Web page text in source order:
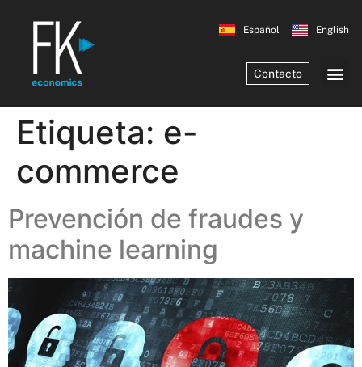
Español English
Contacto
Etiqueta: e-
commerce
Prevención de fraudes y
machine learning